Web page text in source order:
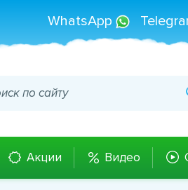
WhatsApp
Акции Видео